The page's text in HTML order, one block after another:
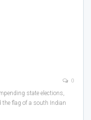
0
state elections,
the flag of a south Indian